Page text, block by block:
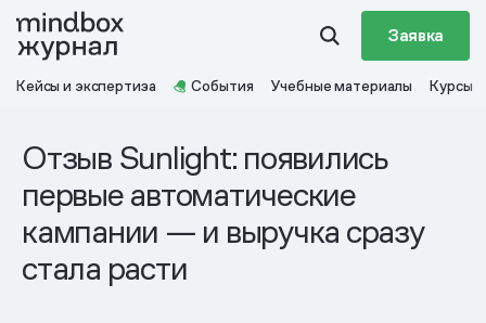
Заявка
Кейсы и экспертиза События Учебные материалы Курсы
Отзыв Sunlight: появились
первые автоматические
кампании — и выручка сразу
стала расти